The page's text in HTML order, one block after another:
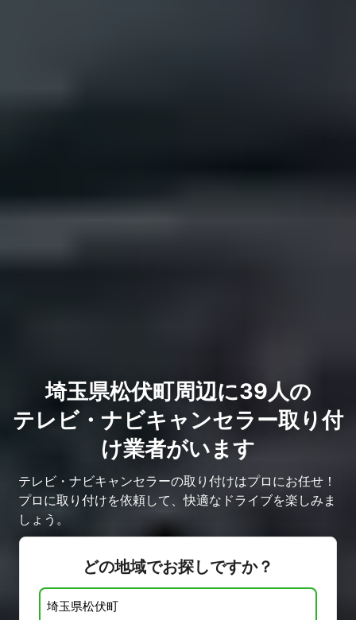
埼玉県松伏町周辺に39人の
テレビ・ナビキャンセラー取り付
け業者がいます
テレビ・ナビキャンセラーの取り付けはプロにお任せ！
プロに取り付けを依頼して、快適なドライブを楽しみま
しょう。
どの地域でお探しですか？